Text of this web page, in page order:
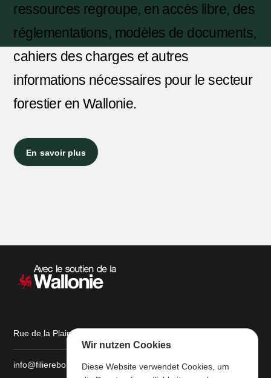
ressources regroupe, en accès libre, des
réglementations, modèles de documents,
cahiers des charges et autres
informations nécessaires pour le secteur
forestier en Wallonie.
En savoir plus
Rue de la Plaine, 9 6900 Marche-en-Famenne
info@filiereboiswallonie.be
Wir nutzen Cookies
Diese Website verwendet Cookies, um